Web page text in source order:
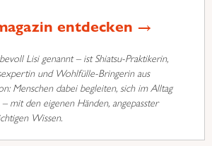
entdecken →
Lisi genannt – ist Shiatsu-Praktikerin,
und Wohlfülle-Bringerin aus
Menschen dabei begleiten, sich im Alltag
mit den eigenen Händen, angepasster
Wissen.